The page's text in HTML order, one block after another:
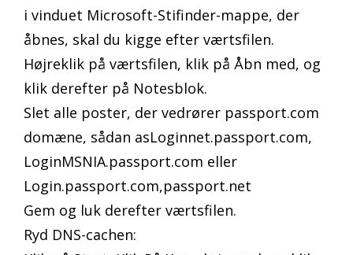
i vinduet Microsoft-Stifinder-mappe, der
åbnes, skal du kigge efter værtsfilen.
Højreklik på værtsfilen, klik på Åbn med, og
klik derefter på Notesblok.
Slet alle poster, der vedrører passport.com
domæne, sådan asLoginnet.passport.com,
LoginMSNIA.passport.com eller
Login.passport.com,passport.net
Gem og luk derefter værtsfilen.
Ryd DNS-cachen: